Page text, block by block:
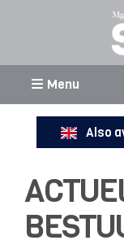
Menu
Also